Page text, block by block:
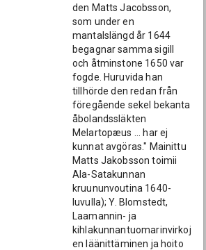
den Matts Jacobsson,
som under en
mantalslängd år 1644
begagnar samma sigill
och åtminstone 1650 var
fogde. Huruvida han
tillhörde den redan från
föregående sekel bekanta
åbolandssläkten
Melartopæus ... har ej
kunnat avgöras." Mainittu
Matts Jakobsson toimii
Ala-Satakunnan
kruununvoutina 1640-
luvulla); Y. Blomstedt,
Laamannin- ja
kihlakunnantuomarinvirkoj
en läänittäminen ja hoito